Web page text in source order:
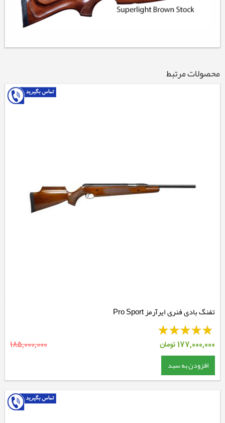
محصولات مرتبط
تفنگ بادی فنری ایرآرمز Pro Sport
177,000,000 تومان 185,000,000
افزودن به سبد